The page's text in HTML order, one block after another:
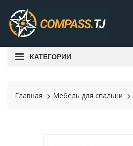
КАТЕГОРИИ
Главная Мебель для спальни